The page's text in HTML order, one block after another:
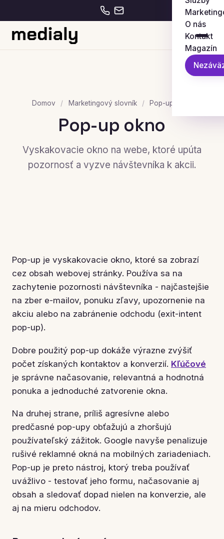
O nás
Kontakt
Magazín
Domov / Marketingový slovník / Pop-up okno
Pop-up okno
Vyskakovacie okno na webe, ktoré upúta
pozornosť a vyzve návštevníka k akcii.
Pop-up je vyskakovacie okno, ktoré sa zobrazí
cez obsah webovej stránky. Používa sa na
zachytenie pozornosti návštevníka - najčastejšie
na zber e-mailov, ponuku zľavy, upozornenie na
akciu alebo na zabránenie odchodu (exit-intent
pop-up).
Dobre použitý pop-up dokáže výrazne zvýšiť
počet získaných kontaktov a konverzií. Kľúčové
je správne načasovanie, relevantná a hodnotná
ponuka a jednoduché zatvorenie okna.
Na druhej strane, príliš agresívne alebo
predčasné pop-upy obťažujú a zhoršujú
používateľský zážitok. Google navyše penalizuje
rušivé reklamné okná na mobilných zariadeniach.
Pop-up je preto nástroj, ktorý treba používať
uvážlivo - testovať jeho formu, načasovanie aj
obsah a sledovať dopad nielen na konverzie, ale
aj na mieru odchodov.